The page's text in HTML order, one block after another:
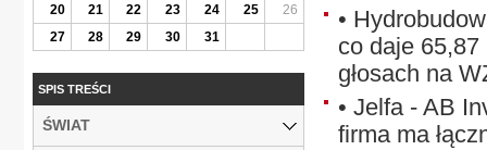
•
co daje 65,87
głosach na
• Jelfa - AB
firma ma
20
21 22 23 24 25
26
27
28 29 30 31
SPIS TREŚCI
ŚWIAT